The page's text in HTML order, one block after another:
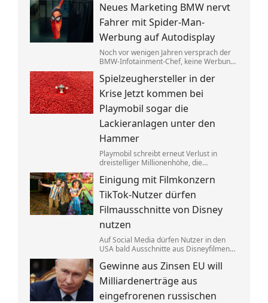
sich dabei illegalerweise abgesprochen
zu haben. Sie einigten sich mit der Justiz –
und liefern jetzt im großen Stil.
Neues Marketing BMW nervt
Fahrer mit Spider-Man-
Werbung auf Autodisplay
Noch vor wenigen Jahren versprach der
BMW-Infotainment-Chef, keine Werbung
bestimmte Modelle einen Clip für einen
neuen Film. BMW sagt, das sei gar keine
Werbung.
Spielzeughersteller in der
Krise Jetzt kommen bei
Playmobil sogar die
Lackieranlagen unter den
Hammer
Playmobil schreibt erneut Verlust in
dreistelliger Millionenhöhe, die
Vorzeigeunternehmens wandert ins
Ausland. Getrieben wird die Krise auch
von eklatantem Missmanagement.
Einigung mit Filmkonzern
TikTok-Nutzer dürfen
Filmausschnitte von Disney
nutzen
Auf Social Media dürfen Nutzer in den
USA bald Ausschnitte aus Disneyfilmen
Marvel, Star Wars und Co. benutzen. Im
Gegenzug hat Disney auch Anspruch auf
ihre Kurzvideos.
Gewinne aus Zinsen EU will
Milliardenerträge aus
eingefrorenen russischen